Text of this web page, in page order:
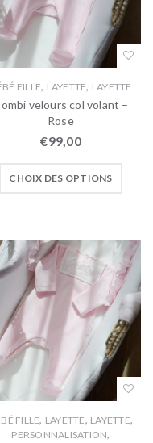
FILLE, LAYETTE, LAYETTE
velours col volant –
Rose
€99,00
CHOIX DES OPTIONS
FILLE, LAYETTE, LAYETTE,
PERSONNALISATION,